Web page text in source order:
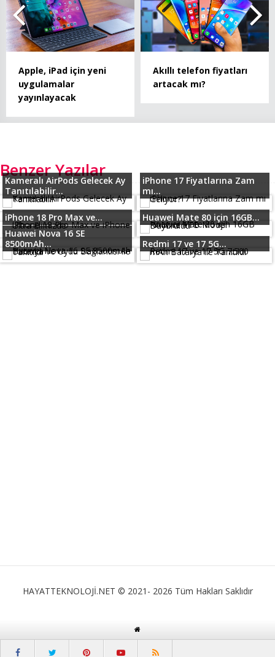
Apple, iPad için yeni
uygulamalar
yayınlayacak
Akıllı telefon fiyatları
artacak mı?
Benzer Yazılar
Kameralı AirPods Gelecek Ay
Tanıtılabilir...
iPhone 17 Fiyatlarına Zam
mı...
iPhone 18 Pro Max ve...
Huawei Mate 80 için 16GB...
Huawei Nova 16 SE
8500mAh...
Redmi 17 ve 17 5G...
HAYATTEKNOLOJİ.NET © 2021- 2026 Tüm Hakları Saklıdır